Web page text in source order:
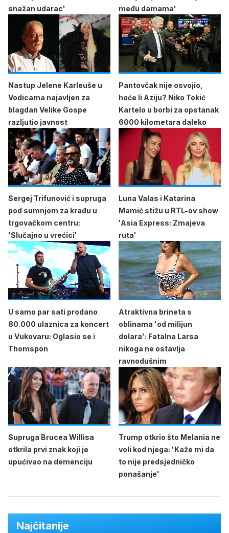
snažan udarac'
među damama'
Nastup Jelene Karleuše u
Vodicama najavljen za
blagdan Velike Gospe
razljutio javnost
Pantovčak nije osvojio,
hoće li Aziju? Niko Tokić
Kartelo u borbi za opstanak
6000 kilometara daleko
Sergej Trifunović i supruga
pod sumnjom za krađu u
trgovačkom centru:
'Slučajno u vrećici'
Luna Valas i Katarina
Mamić stižu u RTL-ov show
'Asia Express: Zmajeva
ruta'
U samo par sati prodano
80.000 ulaznica za koncert
u Vukovaru: Oglasio se i
Thomspon
Atraktivna brineta s
oblinama 'od milijun
dolara': Fatalna Larsa
nikoga ne ostavlja
ravnodušnim
Supruga Brucea Willisa
otkrila prvi znak koji je
upućivao na demenciju
Trump otkrio što Melania ne
voli kod njega: 'Kaže mi da
to nije predsjedničko
ponašanje'
Najčitanije